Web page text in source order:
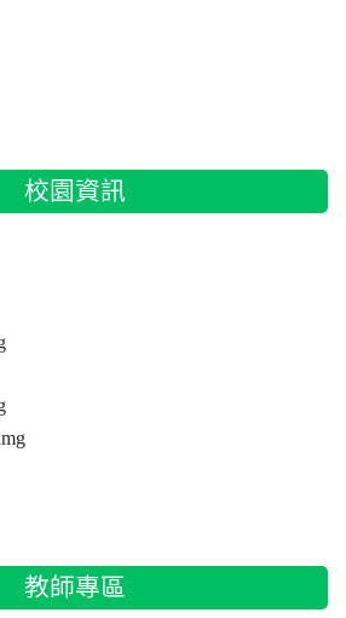
校園資訊
教師專區